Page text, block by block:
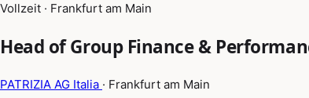
Vollzeit · Frankfurt am Main
Head of Group Finance &
PATRIZIA AG Italia · Frankfurt am Main